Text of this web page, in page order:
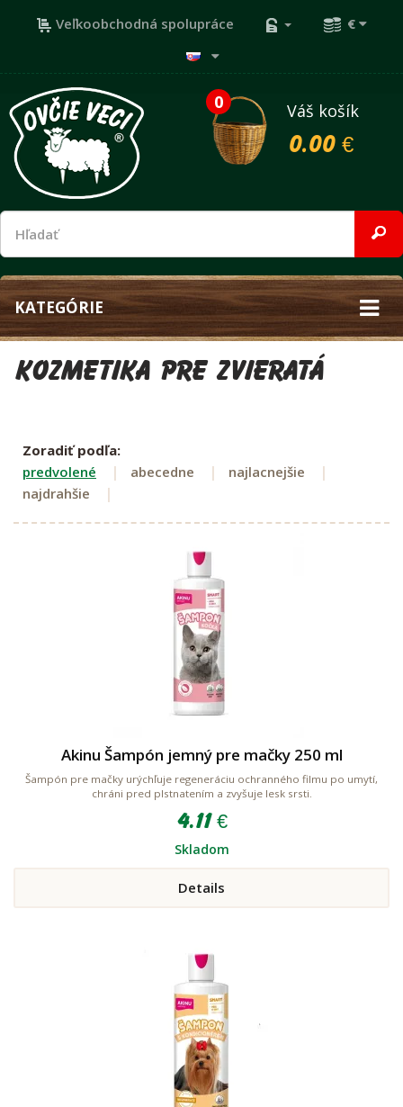
Veľkoobchodná spolupráce €
0
Váš košík
0.00 €
KATEGÓRIE
Kozmetika pre zvieratá
Zoradiť podľa:
predvolené
abecedne
najlacnejšie
najdrahšie
Akinu Šampón jemný pre mačky 250 ml
Šampón pre mačky urýchľuje regeneráciu ochranného filmu po umytí,
chráni pred plstnatením a zvyšuje lesk srsti.
4.11 €
Skladom
Details